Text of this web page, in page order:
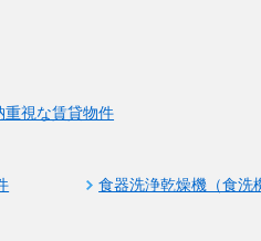
重視な賃貸物件
食器洗浄乾燥機（食洗